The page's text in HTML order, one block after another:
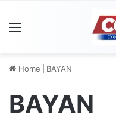
Home BAYAN
BAYAN